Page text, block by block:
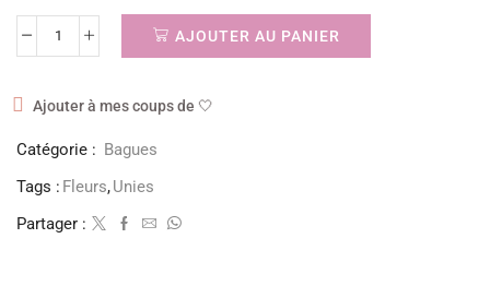
AJOUTER AU PANIER
Ajouter à mes coups de 🤍
Catégorie : Bagues
Tags : Fleurs,Unies
Partager :